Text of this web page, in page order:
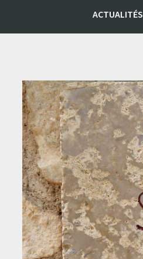
ACTUALITÉS